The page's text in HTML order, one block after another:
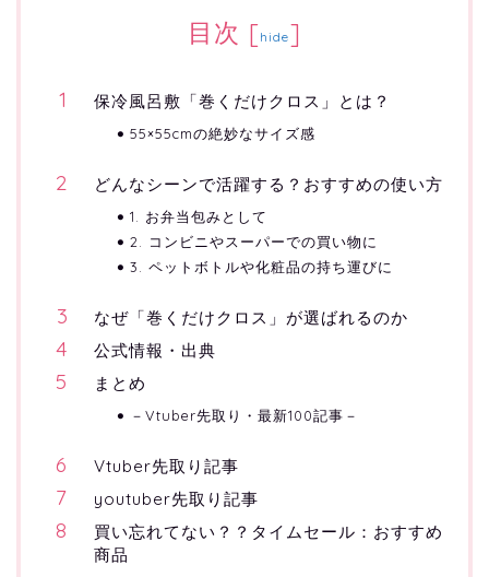
目次 [hide]
保冷風呂敷「巻くだけクロス」とは？
55×55cmの絶妙なサイズ感
どんなシーンで活躍する？おすすめの使い方
1. お弁当包みとして
2. コンビニやスーパーでの買い物に
3. ペットボトルや化粧品の持ち運びに
なぜ「巻くだけクロス」が選ばれるのか
公式情報・出典
まとめ
－Vtuber先取り・最新100記事－
Vtuber先取り記事
youtuber先取り記事
買い忘れてない？？タイムセール：おすすめ
商品